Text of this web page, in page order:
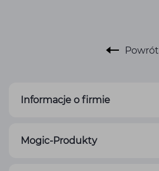
Powrót
Informacje o firmie
Mogic-Produkty